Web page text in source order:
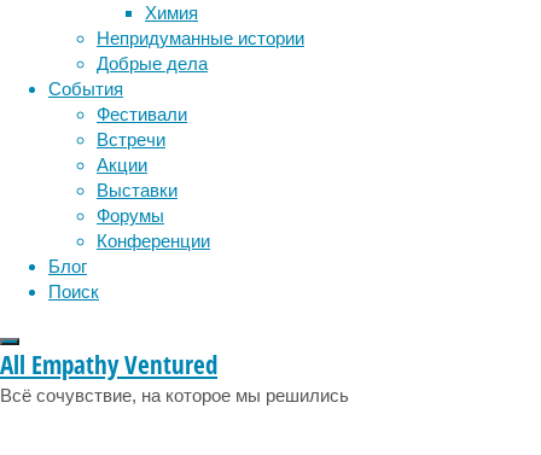
Химия
Непридуманные истории
Добрые дела
События
Фестивали
Встречи
Акции
Выставки
Форумы
Конференции
Блог
Поиск
All Empathy Ventured
Всё сочувствие, на которое мы решились
сопереживания.
Полный
текст
исследования
доступен
в
журнале
Social
Cognitive
and
из
Финляндии
проанализировали
медицина
мозг наука
нейробиология
нейрофизиология
поведение
сон социальные проблемы
физиология